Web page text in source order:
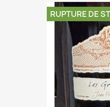
RUPTURE DE